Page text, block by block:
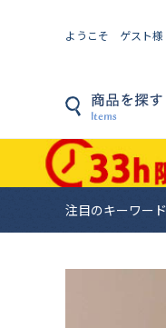
ようこそ ゲスト様
注目のキーワード